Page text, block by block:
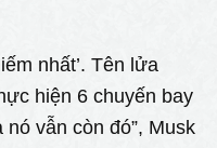
nhất’. Tên lửa
hiện 6 chuyến bay
vẫn còn đó”, Musk